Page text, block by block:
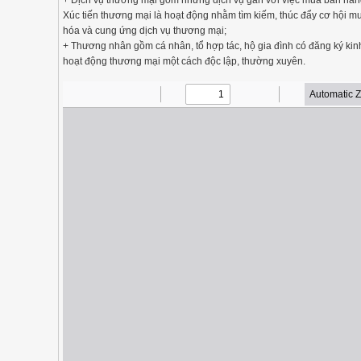
Xúc tiến thương mại là hoạt động nhằm tìm kiếm, thúc đẩy cơ hội
hóa và cung ứng dịch vụ thương mại;
+ Thương nhân gồm cá nhân, tổ hợp tác, hộ gia đình có đăng ký
hoạt động thương mại một cách độc lập, thường xuyên.